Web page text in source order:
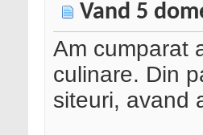
Vand 5
Am cumparat
culinare. Din
siteuri, avand